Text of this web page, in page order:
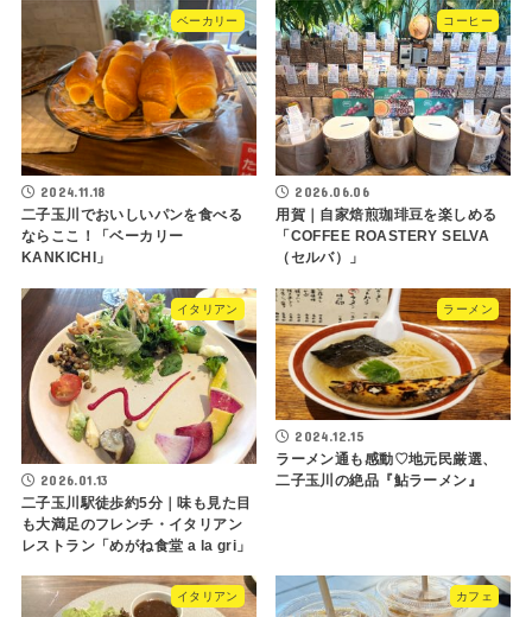
ベーカリー
2024.11.18
二子玉川でおいしいパンを食べる
ならここ！「ベーカリー
KANKICHI」
コーヒー
2026.06.06
用賀｜自家焙煎珈琲豆を楽しめる
「COFFEE ROASTERY SELVA
（セルバ）」
イタリアン
2026.01.13
二子玉川駅徒歩約5分｜味も見た目
も大満足のフレンチ・イタリアン
レストラン「めがね食堂 a la gri」
ラーメン
2024.12.15
ラーメン通も感動♡地元民厳選、
二子玉川の絶品『鮎ラーメン』
イタリアン カフェ